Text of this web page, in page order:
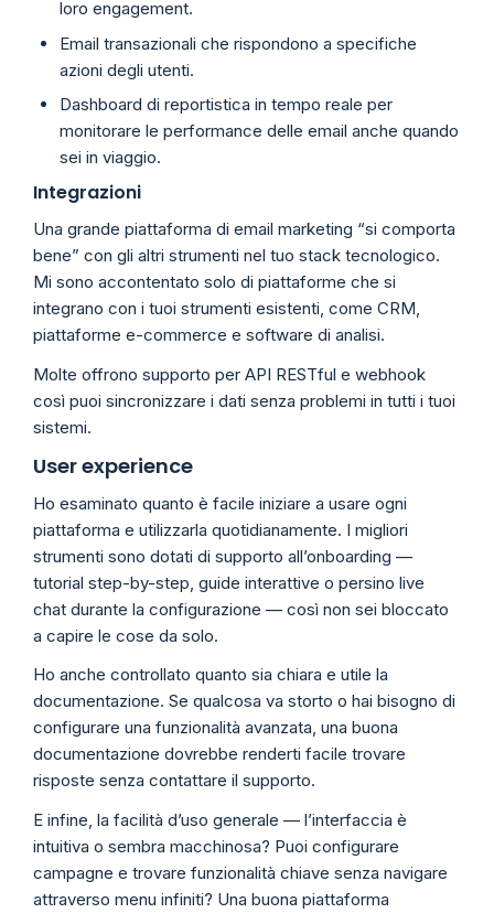
loro engagement.
Email transazionali che rispondono a specifiche
azioni degli utenti.
Dashboard di reportistica in tempo reale per
monitorare le performance delle email anche quando
sei in viaggio.
Integrazioni
Una grande piattaforma di email marketing “si comporta
bene” con gli altri strumenti nel tuo stack tecnologico.
Mi sono accontentato solo di piattaforme che si
integrano con i tuoi strumenti esistenti, come CRM,
piattaforme e-commerce e software di analisi.
Molte offrono supporto per API RESTful e webhook
così puoi sincronizzare i dati senza problemi in tutti i tuoi
sistemi.
User experience
Ho esaminato quanto è facile iniziare a usare ogni
piattaforma e utilizzarla quotidianamente. I migliori
strumenti sono dotati di supporto all’onboarding —
tutorial step-by-step, guide interattive o persino live
chat durante la configurazione — così non sei bloccato
a capire le cose da solo.
Ho anche controllato quanto sia chiara e utile la
documentazione. Se qualcosa va storto o hai bisogno di
configurare una funzionalità avanzata, una buona
documentazione dovrebbe renderti facile trovare
risposte senza contattare il supporto.
E infine, la facilità d’uso generale — l’interfaccia è
intuitiva o sembra macchinosa? Puoi configurare
campagne e trovare funzionalità chiave senza navigare
attraverso menu infiniti? Una buona piattaforma